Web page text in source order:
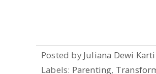
Posted by Juliana Dewi
Labels: Parenting,